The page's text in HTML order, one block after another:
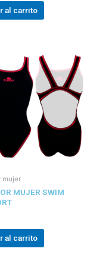
al carrito
mujer
MUJER SWIM
al carrito